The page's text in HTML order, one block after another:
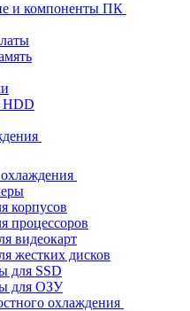
и компоненты ПК
HDD
корпусов
процессоров
видеокарт
жестких дисков
для SSD
для ОЗУ
охлаждения